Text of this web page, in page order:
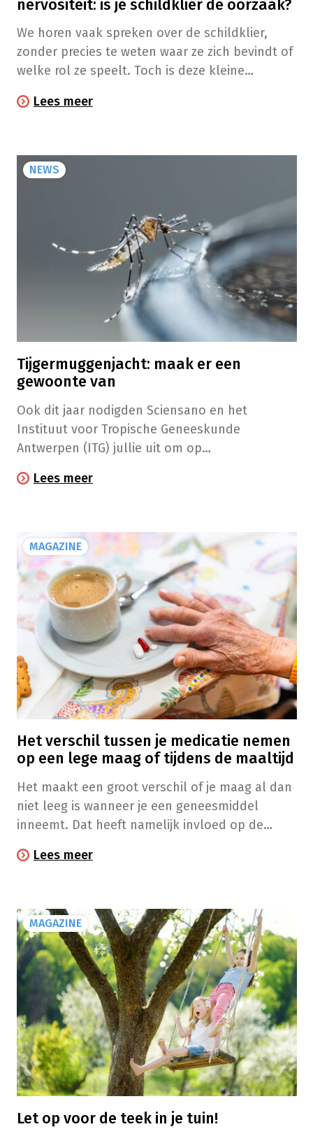
nervositeit: is je schildklier de oorzaak?
We horen vaak spreken over de schildklier,
zonder precies te weten waar ze zich bevindt of
welke rol ze speelt. Toch is deze kleine
hals, onmisbaar voor het goed functioneren
symptomen niet te negeren, want ze kunnen
Lees meer
NEWS
Tijgermuggenjacht: maak er een
gewoonte van
Ook dit jaar nodigden Sciensano en het
Instituut voor Tropische Geneeskunde
Antwerpen (ITG) jullie uit om op
jullie observaties bevestigen de aanwezigheid
Lees meer
MAGAZINE
Het verschil tussen je medicatie nemen
op een lege maag of tijdens de maaltijd
Het maakt een groot verschil of je maag al dan
niet leeg is wanneer je een geneesmiddel
inneemt. Dat heeft namelijk invloed op de
Na het lezen van onze uitleg zal je voortaan
Lees meer
MAGAZINE
Let op voor de teek in je tuin!